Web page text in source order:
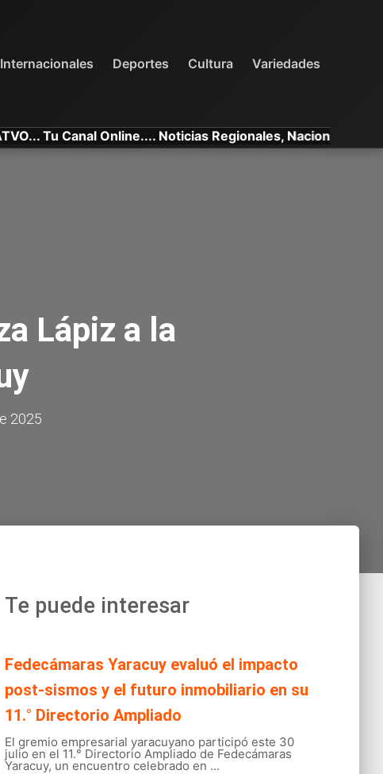
Internacionales Deportes Cultura Variedades
Tu Canal Online.... Noticias Regionales, Nacionales e
Lápiz a la
2025
Te puede interesar
Fedecámaras Yaracuy evaluó el impacto
post-sismos y el futuro inmobiliario en su
11.° Directorio Ampliado
El gremio empresarial yaracuyano participó este 30
julio en el 11.° Directorio Ampliado de Fedecámaras
Yaracuy, un encuentro celebrado en ...